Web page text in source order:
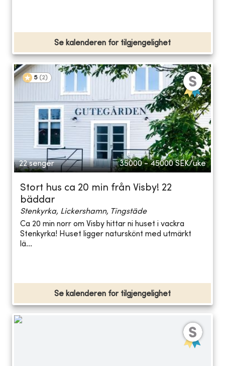
Se kalenderen for tilgjengelighet
5 (2)
22 senger 35000 - 45000 SEK/uke
Stort hus ca 20 min från Visby! 22
bäddar
Stenkyrka, Lickershamn, Tingstäde
Ca 20 min norr om Visby hittar ni huset i vackra
Stenkyrka! Huset ligger naturskönt med utmärkt
lä...
Se kalenderen for tilgjengelighet